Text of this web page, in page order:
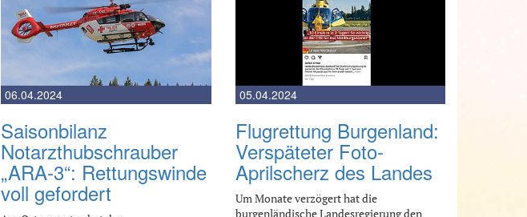
06.04.2024
Saisonbilanz
Notarzthubschrauber
„ARA-3“: Rettungswinde
voll gefordert
05.04.2024
Flugrettung Burgenland:
Verspäteter Foto-
Aprilscherz des Landes
Um Monate verzögert hat die
burgenländische Landesregierung den